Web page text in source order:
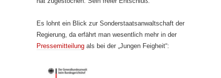
Es lohnt ein Blick zur Sonderstaatsanwaltschaft der
Regierung, da erfährt man wesentlich mehr in der
Pressemitteilung als bei der „Jungen Feigheit“: